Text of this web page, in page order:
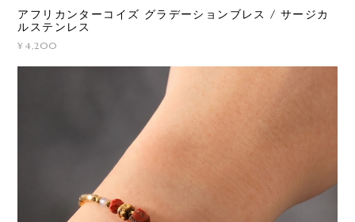
アフリカンターコイズ グラデーションブレス / サージカ
ルステンレス
¥4,200